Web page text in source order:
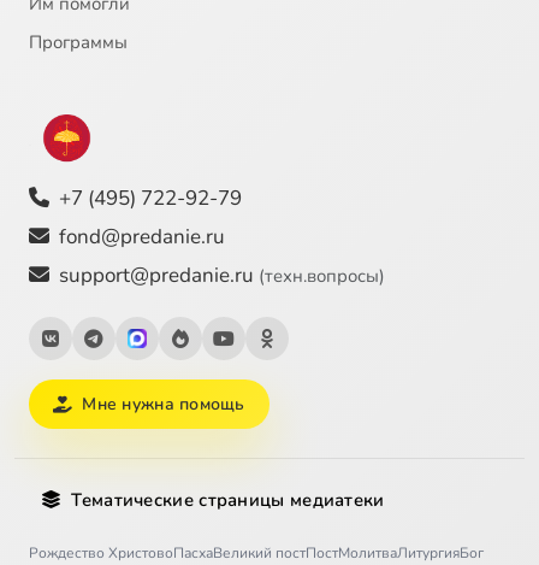
27 Иоанн Кронштадский, святой
28 Иоанн Кронштадтский (c)
29
Иоанникий Великий, преподобный
Программы
+7 (495) 722-92-79
fond@predanie.ru
support@predanie.ru (техн.вопросы)
Мне нужна помощь
Тематические страницы медиатеки
Рождество ХристовоПасхаВеликий постПостМолитваЛитургияБог